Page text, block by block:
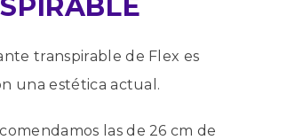
transpirable de Flex es
una estética actual.
las de 26 cm de